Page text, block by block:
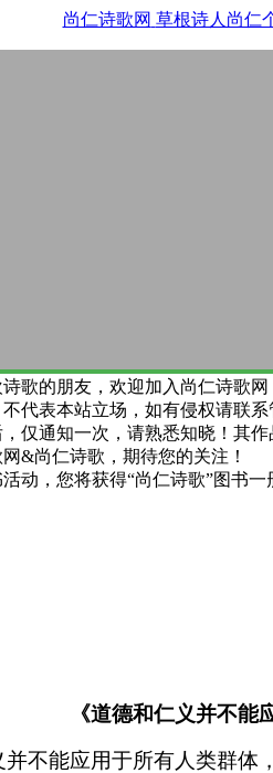
尚仁诗歌网 草根诗人尚仁
歌的朋友，欢迎加入尚仁诗歌网
代表本站立场，如有侵权请联
仅通知一次，请熟悉知晓！其作
&尚仁诗歌，期待您的关注！
动，您将获得“尚仁诗歌”图书
《道德和仁义并不能
不能应用于所有人类群体